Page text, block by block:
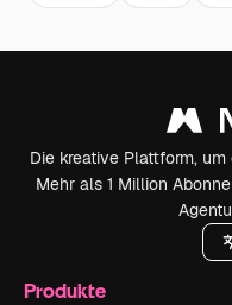
Die kreative Plattform,
Mehr als 1 Million
Produkte